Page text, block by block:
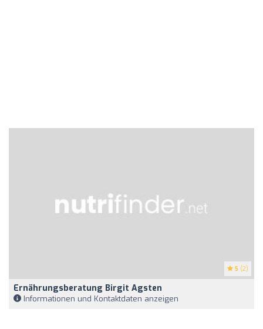
5 (2)
Ernährungsberatung Birgit Agsten
Informationen und Kontaktdaten anzeigen